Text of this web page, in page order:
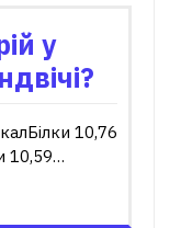
у
10,76
10,59…